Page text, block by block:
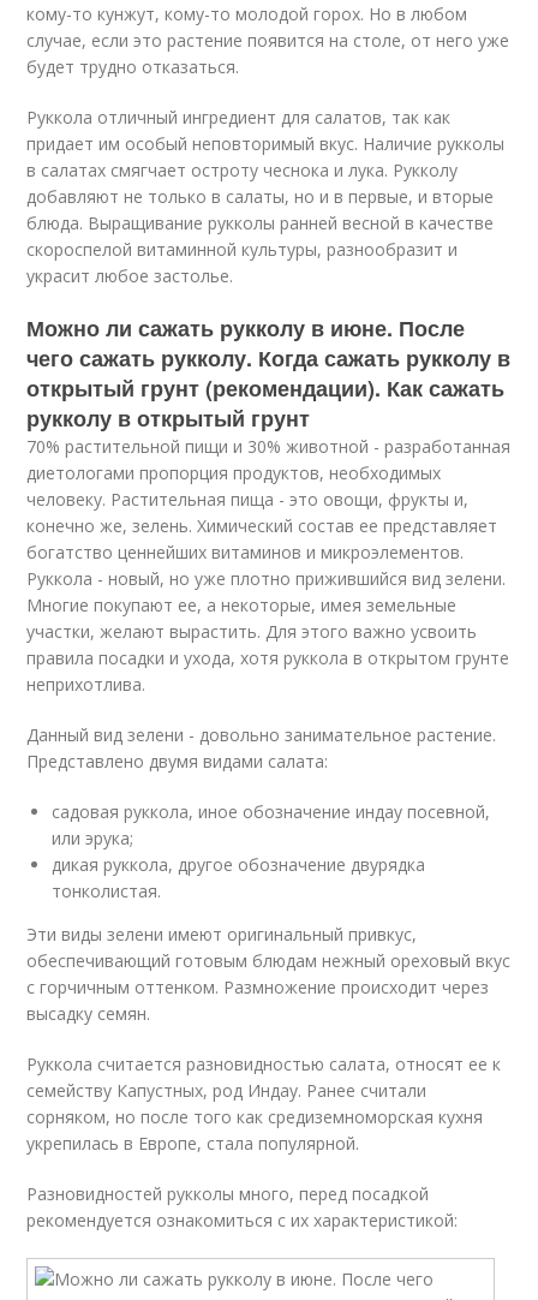
кому-то кунжут, кому-то молодой горох. Но в любом
случае, если это растение появится на столе, от него уже
будет трудно отказаться.
Руккола отличный ингредиент для салатов, так как
придает им особый неповторимый вкус. Наличие рукколы
в салатах смягчает остроту чеснока и лука. Рукколу
добавляют не только в салаты, но и в первые, и вторые
блюда. Выращивание рукколы ранней весной в качестве
скороспелой витаминной культуры, разнообразит и
украсит любое застолье.
Можно ли сажать рукколу в июне. После
чего сажать рукколу. Когда сажать рукколу в
открытый грунт (рекомендации). Как сажать
рукколу в открытый грунт
70% растительной пищи и 30% животной - разработанная
диетологами пропорция продуктов, необходимых
человеку. Растительная пища - это овощи, фрукты и,
конечно же, зелень. Химический состав ее представляет
богатство ценнейших витаминов и микроэлементов.
Руккола - новый, но уже плотно прижившийся вид зелени.
Многие покупают ее, а некоторые, имея земельные
участки, желают вырастить. Для этого важно усвоить
правила посадки и ухода, хотя руккола в открытом грунте
неприхотлива.
Данный вид зелени - довольно занимательное растение.
Представлено двумя видами салата:
садовая руккола, иное обозначение индау посевной,
или эрука;
дикая руккола, другое обозначение двурядка
тонколистая.
Эти виды зелени имеют оригинальный привкус,
обеспечивающий готовым блюдам нежный ореховый вкус
с горчичным оттенком. Размножение происходит через
высадку семян.
Руккола считается разновидностью салата, относят ее к
семейству Капустных, род Индау. Ранее считали
сорняком, но после того как средиземноморская кухня
укрепилась в Европе, стала популярной.
Разновидностей рукколы много, перед посадкой
рекомендуется ознакомиться с их характеристикой: